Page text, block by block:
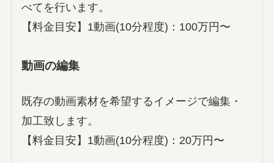
べてを行います。
【料金目安】1動画(10分程度)：100万円〜
動画の編集
既存の動画素材を希望するイメージで編集・
加工致します。
【料金目安】1動画(10分程度)：20万円〜